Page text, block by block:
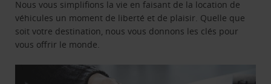
Nous vous simplifions la vie en faisant de la location de
véhicules un moment de liberté et de plaisir. Quelle que
soit votre destination, nous vous donnons les clés pour
vous offrir le monde.